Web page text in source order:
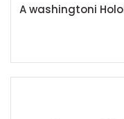
A washingtoni